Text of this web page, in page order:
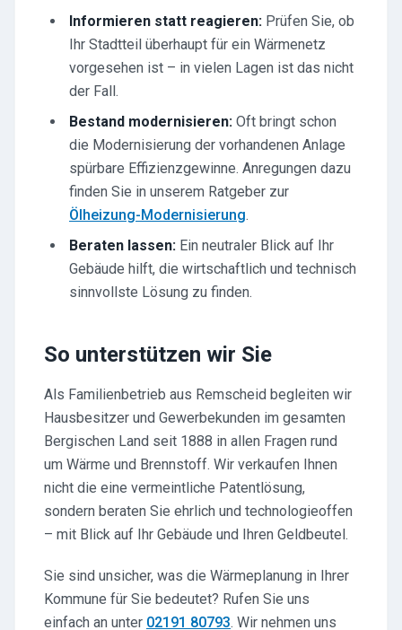
Informieren statt reagieren: Prüfen Sie, ob
Ihr Stadtteil überhaupt für ein Wärmenetz
vorgesehen ist – in vielen Lagen ist das nicht
der Fall.
Bestand modernisieren: Oft bringt schon
die Modernisierung der vorhandenen Anlage
spürbare Effizienzgewinne. Anregungen dazu
finden Sie in unserem Ratgeber zur
Ölheizung-Modernisierung.
Beraten lassen: Ein neutraler Blick auf Ihr
Gebäude hilft, die wirtschaftlich und technisch
sinnvollste Lösung zu finden.
So unterstützen wir Sie
Als Familienbetrieb aus Remscheid begleiten wir
Hausbesitzer und Gewerbekunden im gesamten
Bergischen Land seit 1888 in allen Fragen rund
um Wärme und Brennstoff. Wir verkaufen Ihnen
nicht die eine vermeintliche Patentlösung,
sondern beraten Sie ehrlich und technologieoffen
– mit Blick auf Ihr Gebäude und Ihren Geldbeutel.
Sie sind unsicher, was die Wärmeplanung in Ihrer
Kommune für Sie bedeutet? Rufen Sie uns
einfach an unter 02191 80793. Wir nehmen uns